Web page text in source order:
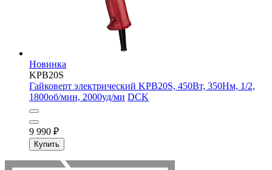
Новинка
KPB20S
Гайковерт электрический KPB20S, 450Вт, 350Нм, 1/2,
1800об/мин, 2000уд/ми DCK
9 990 ₽
Купить